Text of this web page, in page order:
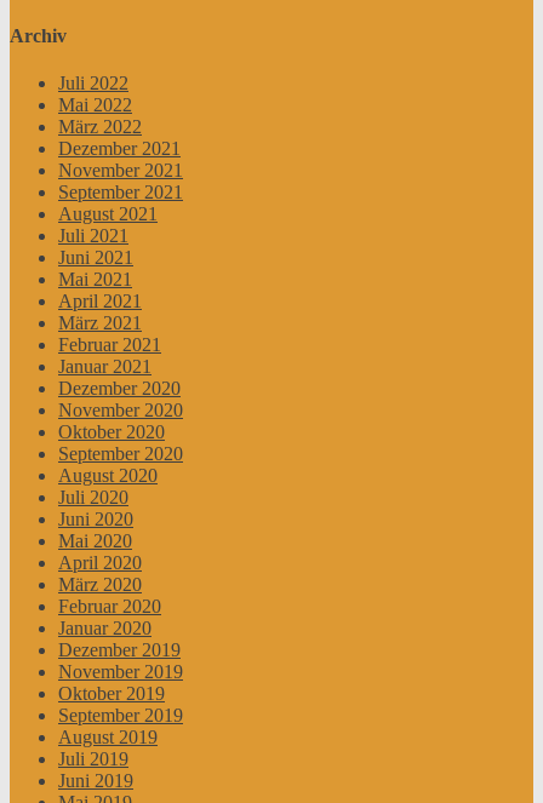
Archiv
Juli 2022
Mai 2022
März 2022
Dezember 2021
November 2021
September 2021
August 2021
Juli 2021
Juni 2021
Mai 2021
April 2021
März 2021
Februar 2021
Januar 2021
Dezember 2020
November 2020
Oktober 2020
September 2020
August 2020
Juli 2020
Juni 2020
Mai 2020
April 2020
März 2020
Februar 2020
Januar 2020
Dezember 2019
November 2019
Oktober 2019
September 2019
August 2019
Juli 2019
Juni 2019